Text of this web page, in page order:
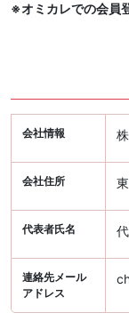
※オミカレでの会員
会社情報
会社住所
代表者氏名
連絡先メール
アドレス